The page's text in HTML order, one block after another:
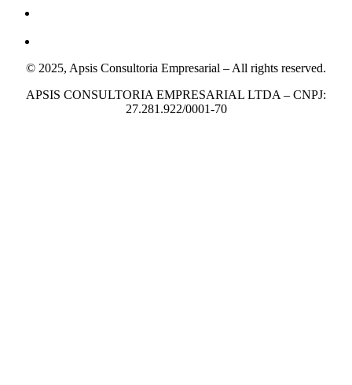
© 2025, Apsis Consultoria Empresarial – All rights reserved.
APSIS CONSULTORIA EMPRESARIAL LTDA – CNPJ:
27.281.922/0001-70